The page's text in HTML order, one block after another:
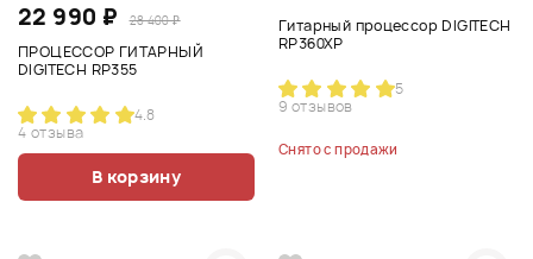
22 990 ₽ 28 400 ₽
ПРОЦЕССОР ГИТАРНЫЙ
DIGITECH RP355
4.8
4 отзыва
В корзину
Гитарный процессор DIGITECH
RP360XP
5
9 отзывов
Снято с продажи